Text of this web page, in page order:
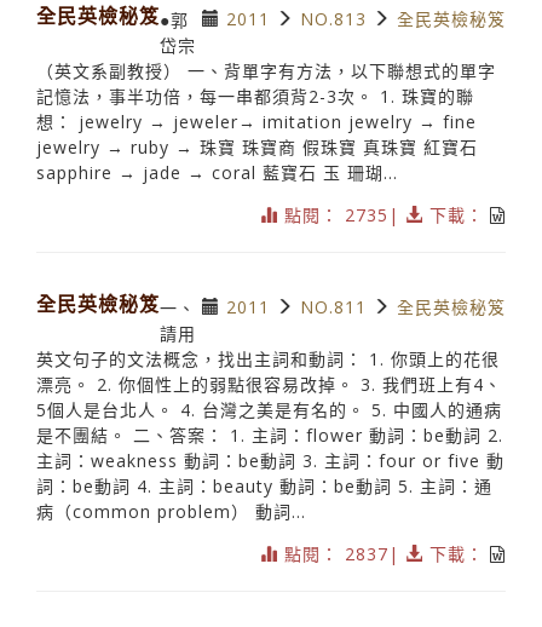
全民英檢秘笈 2011 NO.813 全民英檢秘笈
●郭
岱宗
（英文系副教授） 一、背單字有方法，以下聯想式的單字
記憶法，事半功倍，每一串都須背2-3次。 1. 珠寶的聯
想： jewelry → jeweler→ imitation jewelry → fine
jewelry → ruby → 珠寶 珠寶商 假珠寶 真珠寶 紅寶石
sapphire → jade → coral 藍寶石 玉 珊瑚...
點閱： 2735|
下載：
全民英檢秘笈 2011 NO.811 全民英檢秘笈
一、
請用
英文句子的文法概念，找出主詞和動詞： 1. 你頭上的花很
漂亮。 2. 你個性上的弱點很容易改掉。 3. 我們班上有4、
5個人是台北人。 4. 台灣之美是有名的。 5. 中國人的通病
是不團結。 二、答案： 1. 主詞：flower 動詞：be動詞 2.
主詞：weakness 動詞：be動詞 3. 主詞：four or five 動
詞：be動詞 4. 主詞：beauty 動詞：be動詞 5. 主詞：通
病（common problem） 動詞...
點閱： 2837|
下載：